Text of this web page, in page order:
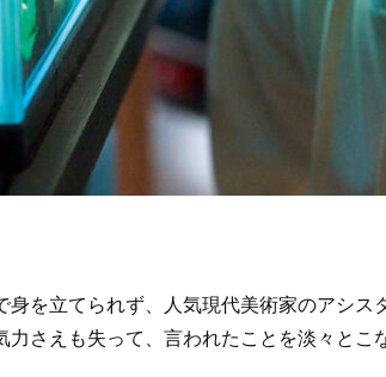
を立てられず、人気現代美術家のアシス
さえも失って、言われたことを淡々とこ